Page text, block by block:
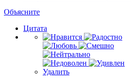
Объясните
Цитата
Удалить